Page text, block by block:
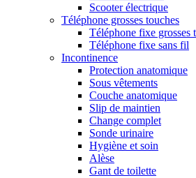
Scooter électrique
Téléphone grosses touches
Téléphone fixe grosses
Téléphone fixe sans fil
Incontinence
Protection anatomique
Sous vêtements
Couche anatomique
Slip de maintien
Change complet
Sonde urinaire
Hygiène et soin
Alèse
Gant de toilette